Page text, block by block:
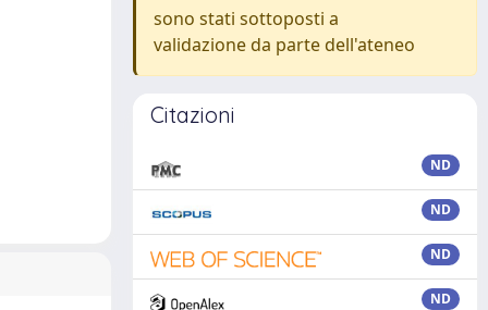
sono stati sottoposti a
validazione da parte dell'ateneo
Citazioni
ND
ND
ND
ND